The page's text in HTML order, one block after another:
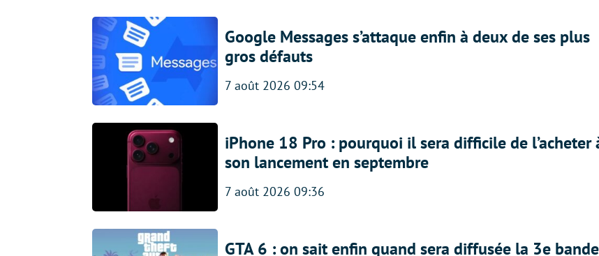
Google Messages s’attaque enfin à deux de ses plus
gros défauts
7 août 2026 09:54
iPhone 18 Pro : pourquoi il sera difficile de l’acheter
son lancement en septembre
7 août 2026 09:36
GTA 6 : on sait enfin quand sera diffusée la 3e